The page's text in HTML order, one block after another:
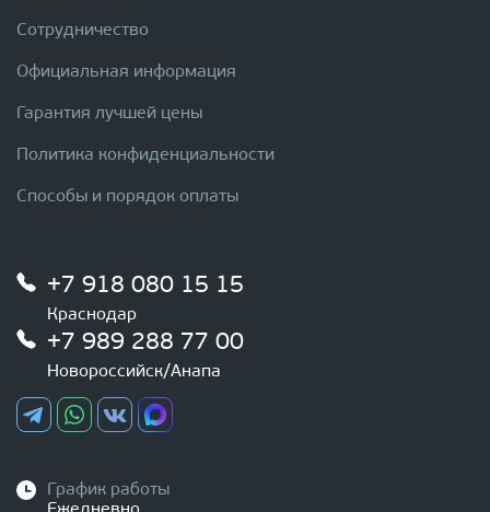
Сотрудничество
Официальная информация
Гарантия лучшей цены
Политика конфиденциальности
Способы и порядок оплаты
+7 918 080 15 15
Краснодар
+7 989 288 77 00
Новороссийск/Анапа
График работы